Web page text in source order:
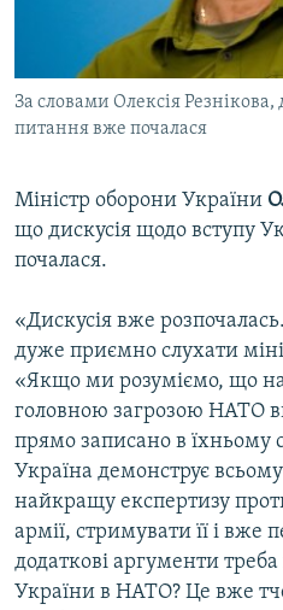
ВІДЕОУРОКИ «ELIFBE»
СВІДЧЕННЯ ОКУПАЦІЇ
УКРАЇНСЬКА ПРОБЛЕМА КРИМУ
Qırımtatar
Усі сайти RFE/RL
За словами Олексія Резнікова,
питання вже почалася
Міністр оборони України
що дискусія щодо вступу
почалася.
«Дискусія вже
дуже приємно слухати
«Якщо ми розуміємо, що
головною загрозою НАТО
прямо записано в їхньому
Україна демонструє
найкращу експертизу
армії, стримувати її і вже
додаткові аргументи
України в НАТО? Це вже